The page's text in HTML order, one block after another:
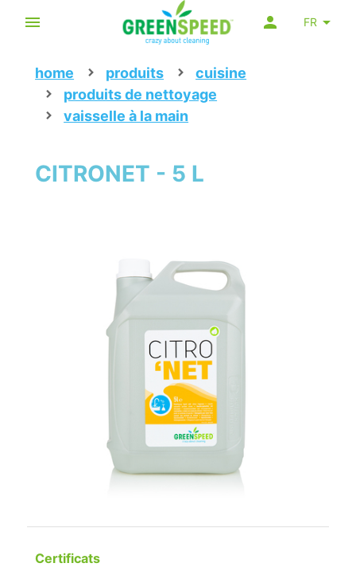
FR
home produits
cuisine
produits de nettoyage
vaisselle à la main
CITRONET - 5 L
Certificats